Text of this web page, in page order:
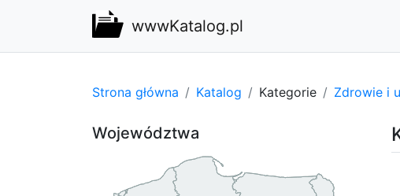
wwwKatalog.pl
Strona główna Katalog Kategorie Zdrowie i
Województwa